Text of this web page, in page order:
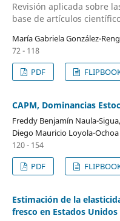
Revisión aplicada sobre
base de artículos
María Gabriela González-
72 - 118
PDF
CAPM, Dominancias
Freddy Benjamín Naula-
Diego Mauricio Loyola-Ochoa
120 - 154
PDF
Estimación de la
fresco en Estados Unidos